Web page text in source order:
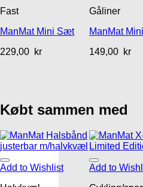
Fast
ManMat Mini Sæt
229,00 kr
Gåliner
ManMat
149,00 kr
Købt sammen med
Add to Wishlist
Add to